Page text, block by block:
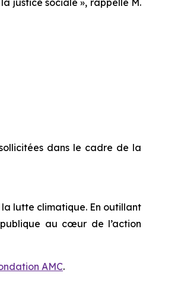
dans le cadre de la
lutte climatique. En outillant
au cœur de l’action
AMC.